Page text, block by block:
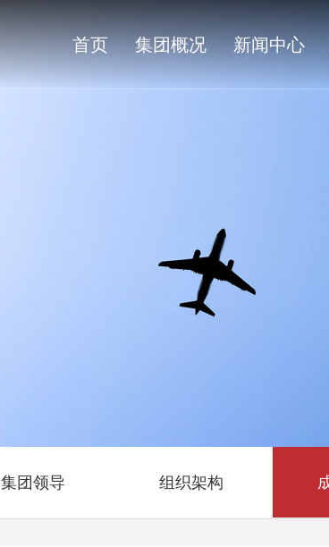
首页 集团概况 新闻中心
集团领导 组织架构